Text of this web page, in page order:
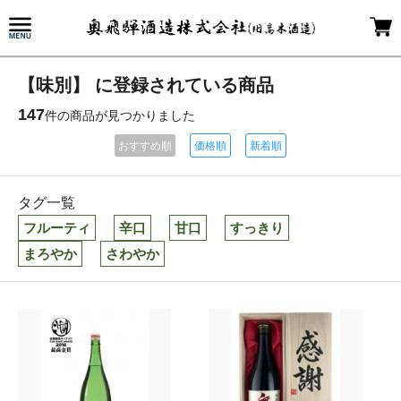
【味別】 に登録されている商品
147件の商品が見つかりました
おすすめ順 価格順 新着順
タグ一覧
フルーティ
辛口 甘口
すっきり
まろやか
さわやか